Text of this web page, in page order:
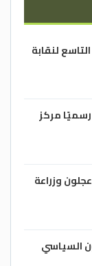
لنقابة
رسميًا مركز
وزراعة
السياسي